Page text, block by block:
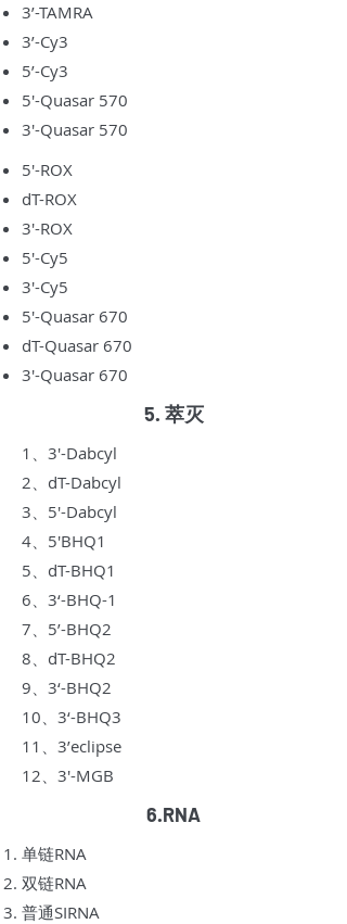
3’-TAMRA
3’-Cy3
5’-Cy3
5'-Quasar 570
3'-Quasar 570
5'-ROX
dT-ROX
3'-ROX
5'-Cy5
3'-Cy5
5'-Quasar 670
dT-Quasar 670
3'-Quasar 670
5. 萃灭
1、3'-Dabcyl
2、dT-Dabcyl
3、5'-Dabcyl
4、5'BHQ1
5、dT-BHQ1
6、3‘-BHQ-1
7、5’-BHQ2
8、dT-BHQ2
9、3‘-BHQ2
10、3‘-BHQ3
11、3’eclipse
12、3'-MGB
6.RNA
单链RNA
双链RNA
普通SIRNA